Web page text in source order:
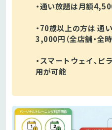
・通い放題は月額
・70歳以上の方は 通
3,000円（全店舗・全時
・スマートウェイ、
用が可能